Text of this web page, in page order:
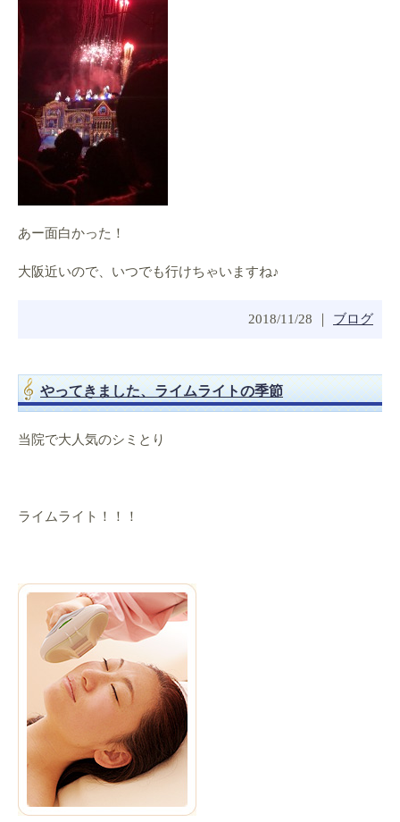
あー面白かった！
大阪近いので、いつでも行けちゃいますね♪
2018/11/28 ｜ ブログ
やってきました、ライムライトの季節
当院で大人気のシミとり
ライムライト！！！